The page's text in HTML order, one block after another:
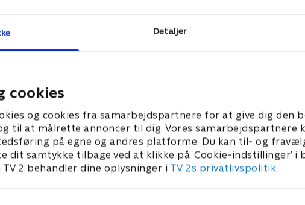
Detaljer
cookies
og cookies fra samarbejdspartnere for at give dig den
til at målrette annoncer til dig. Vores samarbejdspartnere
på egne og andres platforme. Du kan til- og
dit samtykke tilbage ved at klikke på ’Cookie-indstillinger’ i
2 behandler dine oplysninger i TV 2s privatlivspolitik.
Et andet sted
Al.
Samtidig ødelægges al